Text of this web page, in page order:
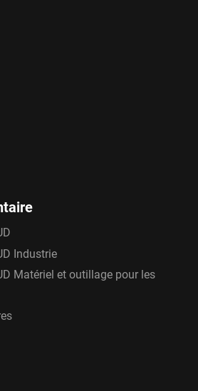
Industrie
Matériel et outillage pour les